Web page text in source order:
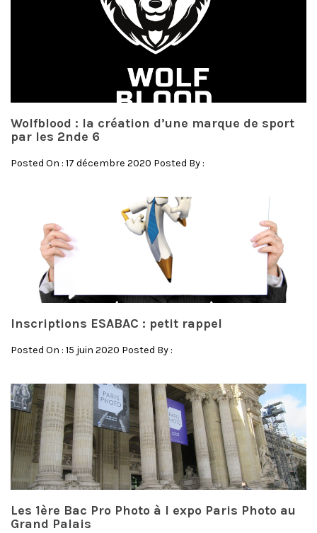
Wolfblood : la création d’une marque de sport
par les 2nde 6
Posted On : 17 décembre 2020 Posted By :
Inscriptions ESABAC : petit rappel
Posted On : 15 juin 2020 Posted By :
Les 1ère Bac Pro Photo à l expo Paris Photo au
Grand Palais